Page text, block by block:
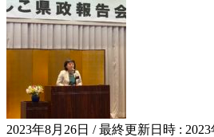
2023年8月26日 / 最終更新日時 :